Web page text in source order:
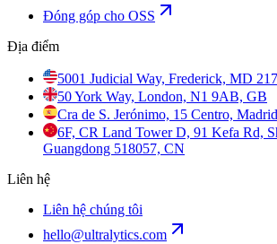
Đóng góp cho OSS
Địa điểm
5001 Judicial Way, Frederick, MD
50 York Way, London, N1 9AB, GB
Cra de S. Jerónimo, 15 Centro,
6F, CR Land Tower D, 91 Kefa Rd,
Guangdong 518057, CN
Liên hệ
Liên hệ chúng tôi
hello@ultralytics.com